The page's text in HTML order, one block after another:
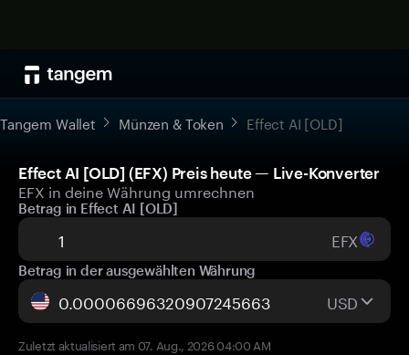
Tangem Wallet Münzen & Token Effect AI [OLD]
Effect AI [OLD] (EFX) Preis heute — Live-Konverter
EFX in deine Währung umrechnen
Betrag in Effect AI [OLD]
EFX
Betrag in der ausgewählten Währung
USD
Zuletzt aktualisiert am 07. Aug., 2026 04:00 AM